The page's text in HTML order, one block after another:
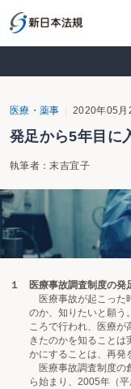
医療・薬事 2020年05月
発足から5年目に
執筆者：末吉宜子
１ 医療事故調査制度の発
医療事故が起こった
のか、知りたいと願う
ころで行われ、医療が
きたのかを知ることは
かにすることは、再発
医療事故調査制度
ら始まり、2005年（